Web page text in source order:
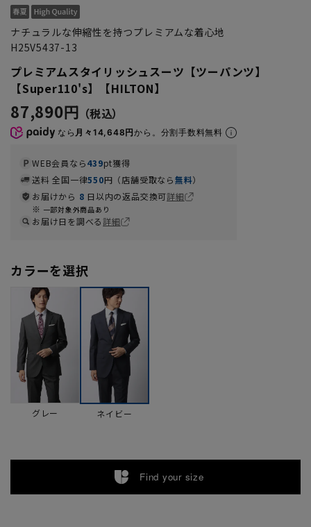
ナチュラルな伸縮性を持つプレミアムな着心地
H25V5437-13
プレミアムスタイリッシュスーツ【ツーパンツ】
【Super110's】【HILTON】
87,890円
なら 月々14,648円から。分割手数料無料
WEB会員なら439pt獲得
送料 全国一律550円（店舗受取なら無料）
お届けから 8 日以内の返品交換可詳細
一部対象外商品あり
お届け日を調べる詳細
カラーを選択
グレー ネイビー
Find your size